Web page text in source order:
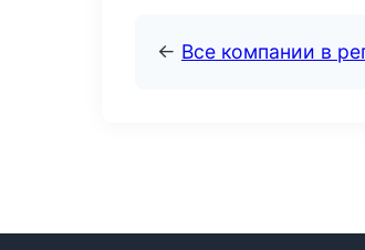
← Все компании в